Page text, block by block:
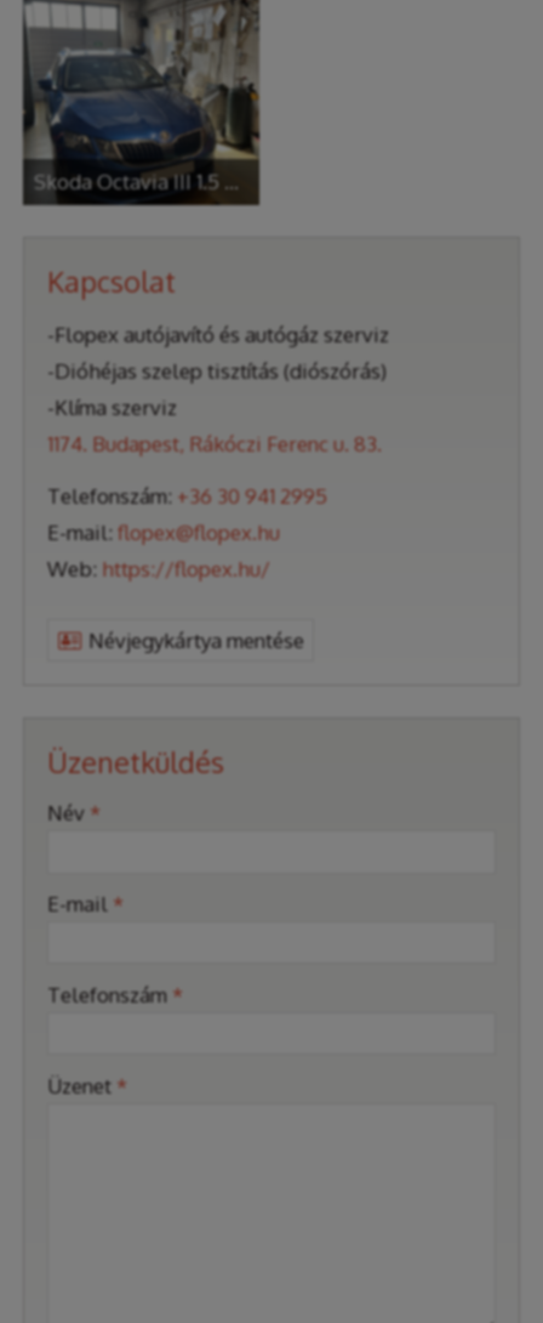
Skoda Octavia III 1.5 TSI
Kapcsolat
-Flopex autójavító és autógáz szerviz
-Dióhéjas szelep tisztítás (diószórás)
-Klíma szerviz
1174. Budapest, Rákóczi Ferenc u. 83.
Telefonszám: +36 30 941 2995
E-mail: flopex@flopex.hu
Web: https://flopex.hu/
Névjegykártya mentése
Üzenetküldés
Név *
E-mail *
Telefonszám *
Üzenet *